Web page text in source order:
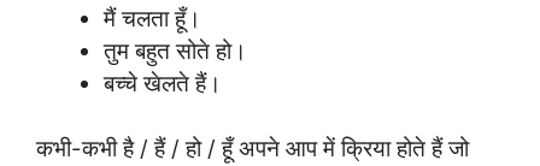
मैं चलता हूँ।
तुम बहुत सोते हो।
बच्चे खेलते हैं।
कभी-कभी है / हैं / हो / हूँ अपने आप में क्रिया होते हैं जो